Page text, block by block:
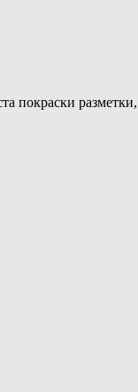
покраски